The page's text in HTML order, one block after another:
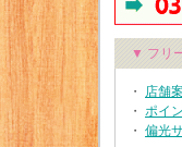
▼ フリ
・ 店舗
・ ポイ
・ 偏光